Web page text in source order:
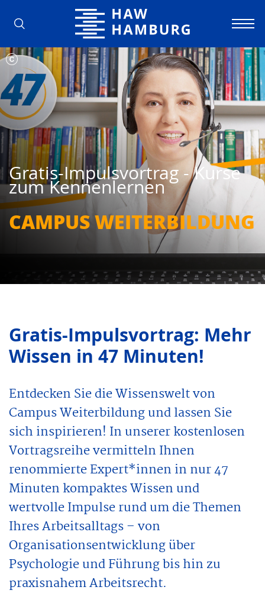
Hochschule für Angewandte
Gratis-Impulsvortrag - Kurse
zum Kennenlernen
CAMPUS WEITER­BILDUNG
Gratis-Impulsvortrag: Mehr
Wissen in 47 Minuten!
Entdecken Sie die Wissenswelt von
Campus Weiterbildung und lassen Sie
sich inspirieren! In unserer kostenlosen
Vortragsreihe vermitteln Ihnen
renommierte Expert*innen in nur 47
Minuten kompaktes Wissen und
wertvolle Impulse rund um die Themen
Ihres Arbeitsalltags – von
Organisationsentwicklung über
Psychologie und Führung bis hin zu
praxisnahem Arbeitsrecht.